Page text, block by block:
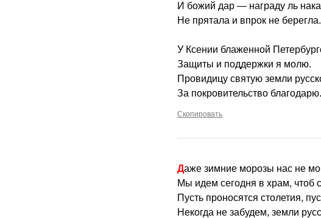
И божий дар — награду ль
Не прятала и впрок не берегла.
У Ксении блаженной
Защиты и поддержки я молю.
Провидицу святую земли
За покровительство благодарю.
Скопировать
Даже зимние морозы нас не
Мы идем сегодня в храм, чтоб
Пусть проносятся столетия,
Некогда не забудем, земли